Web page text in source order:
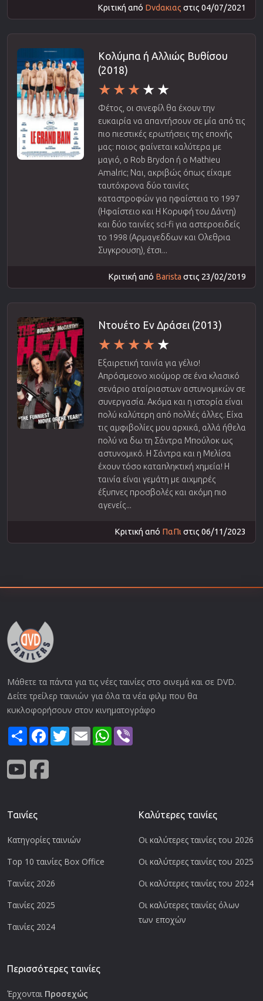
Κριτική από Dvdακιας στις 04/07/2021
Κολύμπα ή Αλλιώς Βυθίσου
(2018)
Φέτος, οι σινεφίλ θα έχουν την
ευκαιρία να απαντήσουν σε μία από τις
πιο πιεστικές ερωτήσεις της εποχής
μας: ποιος φαίνεται καλύτερα με
μαγιό, ο Rob Brydon ή ο Mathieu
Amalric; Ναι, ακριβώς όπως είχαμε
ταυτόχρονα δύο ταινίες
καταστροφών για ηφαίστεια το 1997
(Ηφαίστειο και Η Κορυφή του Δάντη)
και δύο ταινίες sci-fi για αστεροειδείς
το 1998 (Αρμαγεδδων και Ολεθρια
Συγκρουση), έτσι...
Κριτική από Barista στις 23/02/2019
Ντουέτο Εν Δράσει (2013)
Εξαιρετική ταινία για γέλιο!
Απρόσμεονο χιούμορ σε ένα κλασικό
σενάριο αταίριαστων αστυνομικών σε
συνεργασία. Ακόμα και η ιστορία είναι
πολύ καλύτερη από πολλές άλλες. Είχα
τις αμφιβολίες μου αρχικά, αλλά ήθελα
πολύ να δω τη Σάντρα Μπούλοκ ως
αστυνομικό. Η Σάντρα και η Μελίσα
έχουν τόσο καταπληκτική χημεία! Η
ταινία είναι γεμάτη με αιχμηρές
έξυπνες προσβολές και ακόμη πιο
αγενείς...
Κριτική από ΠαΠιστις 06/11/2023
Μάθετε τα πάντα για τις νέες ταινίες στο σινεμά και σε DVD.
Δείτε τρείλερ ταινιών για όλα τα νέα φιλμ που θα
κυκλοφορήσουν στον κινηματογράφο
ShareFacebook
TwitterEmail WhatsApp
Ταινίες
Κατηγορίες ταινιών
Top 10 ταινίες Box Office
Ταινίες 2026
Ταινίες 2025
Ταινίες 2024
Καλύτερες ταινίες
Οι καλύτερες ταινίες του 2026
Οι καλύτερες ταινίες του 2025
Οι καλύτερες ταινίες του 2024
Οι καλύτερες ταινίες όλων
των εποχών
Περισσότερες ταινίες
Έρχονται Προσεχώς